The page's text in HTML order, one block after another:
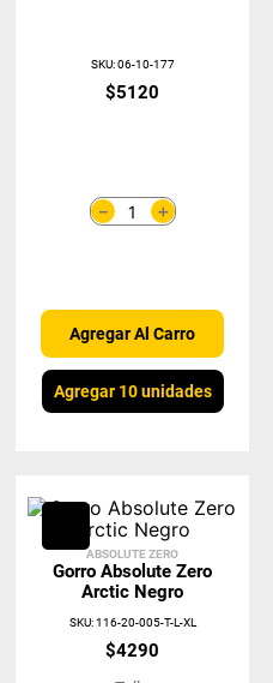
SKU:06-10-177
$5120
＋
－
Agregar Al Carro
Agregar 10 unidades
ABSOLUTE ZERO
Gorro Absolute Zero
Arctic Negro
SKU:116-20-005-T-L-XL
$4290